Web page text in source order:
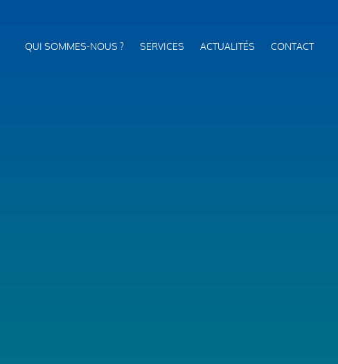
QUI SOMMES-NOUS ? SERVICES ACTUALITÉS CONTACT